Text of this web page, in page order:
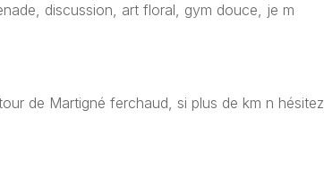
discussion, art floral, gym douce, je m
de Martigné ferchaud, si plus de km n hésitez